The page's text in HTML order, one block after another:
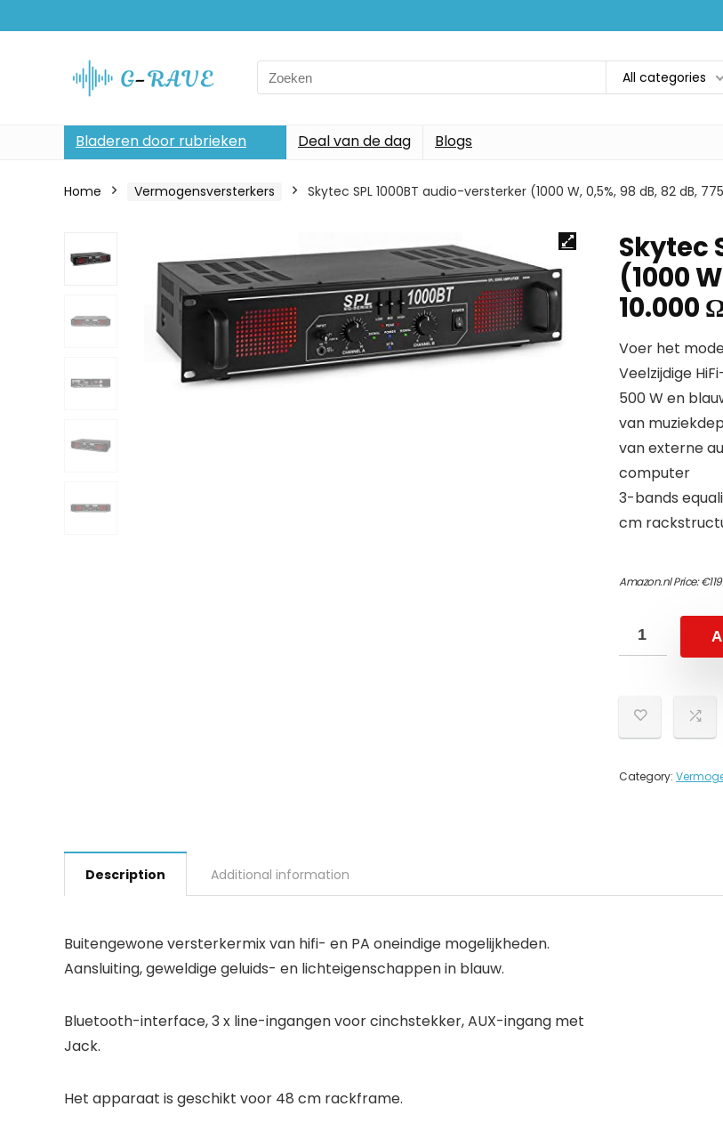
Search
for:
All categories
Bladeren door rubrieken Deal van de dag Blogs
Home Vermogensversterkers Skytec SPL 1000BT audio-versterker (1000 W, 0,5%, 98 dB, 82 dB,
Skytec
(1000
10.000
Voer het
Veelzijdige
500 W en
van
van externe
computer
3-bands
cm
Amazon.nl Price:€
Category:
Description Additional information
Buitengewone versterkermix van hifi- en PA oneindige mogelijkheden.
Aansluiting, geweldige geluids- en lichteigenschappen in blauw.
Bluetooth-interface, 3 x line-ingangen voor cinchstekker, AUX-ingang met
Jack.
Het apparaat is geschikt voor 48 cm rackframe.